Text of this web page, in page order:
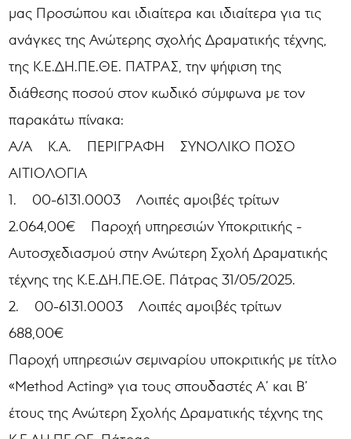
μας Προσώπου και ιδιαίτερα και ιδιαίτερα για τις
ανάγκες της Ανώτερης σχολής Δραματικής τέχνης,
της Κ.Ε.ΔΗ.ΠΕ.ΘΕ. ΠΑΤΡΑΣ, την ψήφιση της
διάθεσης ποσού στον κωδικό σύμφωνα με τον
παρακάτω πίνακα:
Α/Α Κ.Α. ΠΕΡΙΓΡΑΦΗ ΣΥΝΟΛΙΚΟ ΠΟΣΟ
ΑΙΤΙΟΛΟΓΙΑ
1. 00-6131.0003 Λοιπές αμοιβές τρίτων
2.064,00€ Παροχή υπηρεσιών Υποκριτικής -
Αυτοσχεδιασμού στην Ανώτερη Σχολή Δραματικής
τέχνης της Κ.Ε.ΔΗ.ΠΕ.ΘΕ. Πάτρας 31/05/2025.
2. 00-6131.0003 Λοιπές αμοιβές τρίτων
688,00€
Παροχή υπηρεσιών σεμιναρίου υποκριτικής με τίτλο
«Method Acting» για τους σπουδαστές Α’ και Β’
έτους της Ανώτερη Σχολής Δραματικής τέχνης της